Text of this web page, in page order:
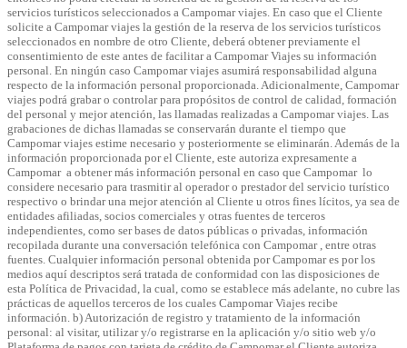
servicios turísticos seleccionados a Campomar viajes. En caso que el Cliente
solicite a Campomar viajes la gestión de la reserva de los servicios turísticos
seleccionados en nombre de otro Cliente, deberá obtener previamente el
consentimiento de este antes de facilitar a Campomar Viajes su información
personal. En ningún caso Campomar viajes asumirá responsabilidad alguna
respecto de la información personal proporcionada. Adicionalmente, Campomar
viajes podrá grabar o controlar para propósitos de control de calidad, formación
del personal y mejor atención, las llamadas realizadas a Campomar viajes. Las
grabaciones de dichas llamadas se conservarán durante el tiempo que
Campomar viajes estime necesario y posteriormente se eliminarán. Además de la
información proporcionada por el Cliente, este autoriza expresamente a
Campomar a obtener más información personal en caso que Campomar lo
considere necesario para trasmitir al operador o prestador del servicio turístico
respectivo o brindar una mejor atención al Cliente u otros fines lícitos, ya sea de
entidades afiliadas, socios comerciales y otras fuentes de terceros
independientes, como ser bases de datos públicas o privadas, información
recopilada durante una conversación telefónica con Campomar , entre otras
fuentes. Cualquier información personal obtenida por Campomar es por los
medios aquí descriptos será tratada de conformidad con las disposiciones de
esta Política de Privacidad, la cual, como se establece más adelante, no cubre las
prácticas de aquellos terceros de los cuales Campomar Viajes recibe
información. b) Autorización de registro y tratamiento de la información
personal: al visitar, utilizar y/o registrarse en la aplicación y/o sitio web y/o